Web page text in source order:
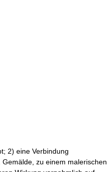
2) eine Verbindung
zu einem malerischen